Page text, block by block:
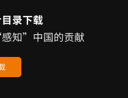
录下载
知”中国的贡献